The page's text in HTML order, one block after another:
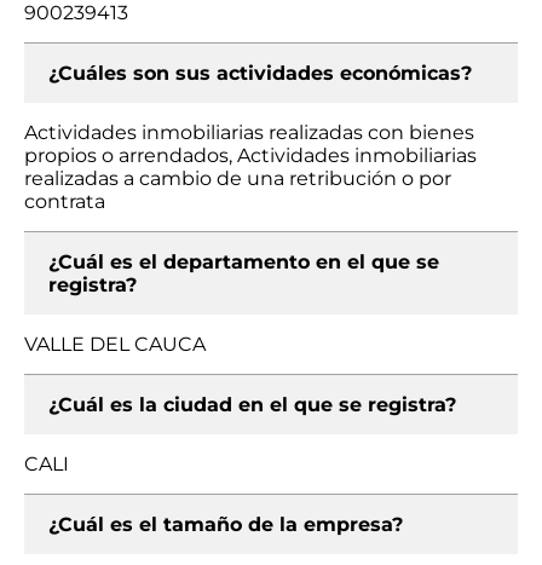
900239413
¿Cuáles son sus actividades económicas?
Actividades inmobiliarias realizadas con bienes
propios o arrendados, Actividades inmobiliarias
realizadas a cambio de una retribución o por
contrata
¿Cuál es el departamento en el que se
registra?
VALLE DEL CAUCA
¿Cuál es la ciudad en el que se registra?
CALI
¿Cuál es el tamaño de la empresa?